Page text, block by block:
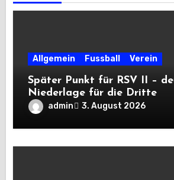
Allgemein Fussball Verein
Später Punkt für RSV II –
Niederlage für die Dritte
admin 3. August 2026